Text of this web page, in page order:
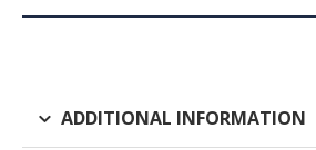
ADDITIONAL INFORMATION